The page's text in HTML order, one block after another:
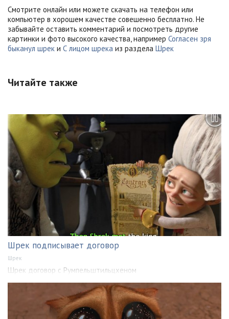
Смотрите онлайн или можете скачать на телефон или
компьютер в хорошем качестве совешенно бесплатно. Не
забывайте оставить комментарий и посмотреть другие
картинки и фото высокого качества, например Согласен зря
быканул шрек и С лицом шрека из раздела Шрек
Читайте также
Шрек подписывает договор
Шрек
Шрек договор с Румпельштильцхеном